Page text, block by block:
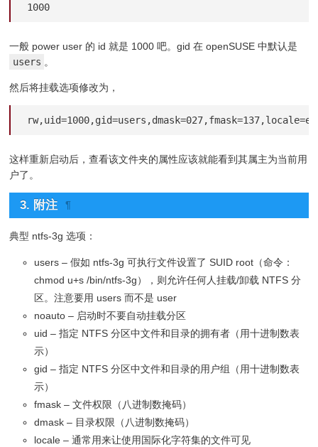
1000
一般 power user 的 id 就是 1000 吧。gid 在 openSUSE 中默认是
users 。
然后将挂载选项修改为，
这样重新启动后，查看该文件夹的属性应该就能看到其属主为当前用
户了。
3. 附注 ¶
典型 ntfs-3g 选项：
users – 假如 ntfs-3g 可执行文件设置了 SUID root（命令：
chmod u+s /bin/ntfs-3g），则允许任何人挂载/卸载 NTFS 分
区。注意要用 users 而不是 user
noauto – 启动时不要自动挂载分区
uid – 指定 NTFS 分区中文件和目录的拥有者（用十进制数表
示）
gid – 指定 NTFS 分区中文件和目录的用户组（用十进制数表
示）
fmask – 文件权限（八进制数掩码）
dmask – 目录权限（八进制数掩码）
locale – 通常用来让使用国际化字符集的文件可见